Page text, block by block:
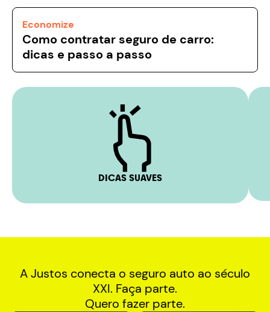
Economize
Como contratar seguro de carro:
dicas e passo a passo
DICAS SUAVES
A Justos conecta o seguro auto ao século
XXI. Faça parte.
Quero fazer parte.